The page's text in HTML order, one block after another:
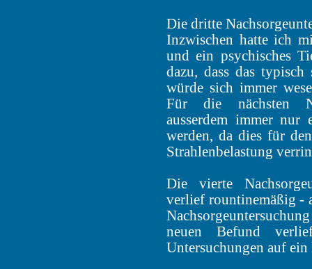
Die dritte
Inzwischen hatte ich
und ein psychisches
dazu, dass das typisch
würde sich immer
Für die nächsten
ausserdem immer nur
werden, da dies für
Strahlenbelastung
Die vierte
verlief rountinemäßig -
neuen Befund
Untersuchungen auf ein